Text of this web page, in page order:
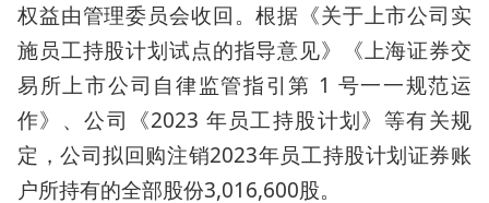
权益由管理委员会收回。根据《关于上市公司实
施员工持股计划试点的指导意见》《上海证券交
易所上市公司自律监管指引第 1 号一一规范运
作》、公司《2023 年员工持股计划》等有关规
定，公司拟回购注销2023年员工持股计划证券账
户所持有的全部股份3,016,600股。